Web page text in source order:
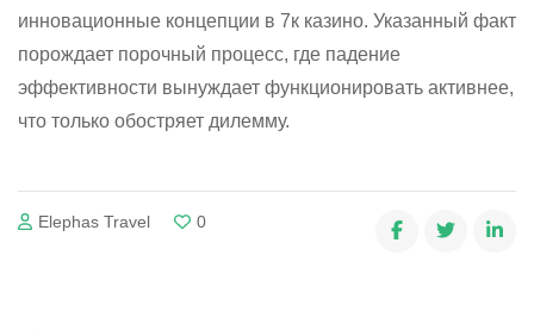
инновационные концепции в 7к казино. Указанный факт
порождает порочный процесс, где падение
эффективности вынуждает функционировать активнее,
что только обостряет дилемму.
Elephas Travel 0